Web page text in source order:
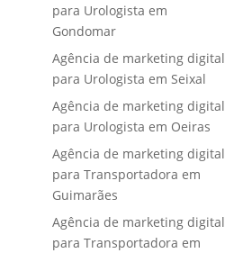
para Urologista em
Gondomar
Agência de marketing digital
para Urologista em Seixal
Agência de marketing digital
para Urologista em Oeiras
Agência de marketing digital
para Transportadora em
Guimarães
Agência de marketing digital
para Transportadora em